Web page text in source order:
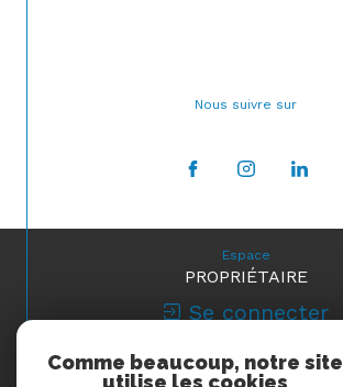
Nous suivre sur
Espace
PROPRIÉTAIRE
Se connecter
Nous
Comme beaucoup, notre site
utilise les cookies